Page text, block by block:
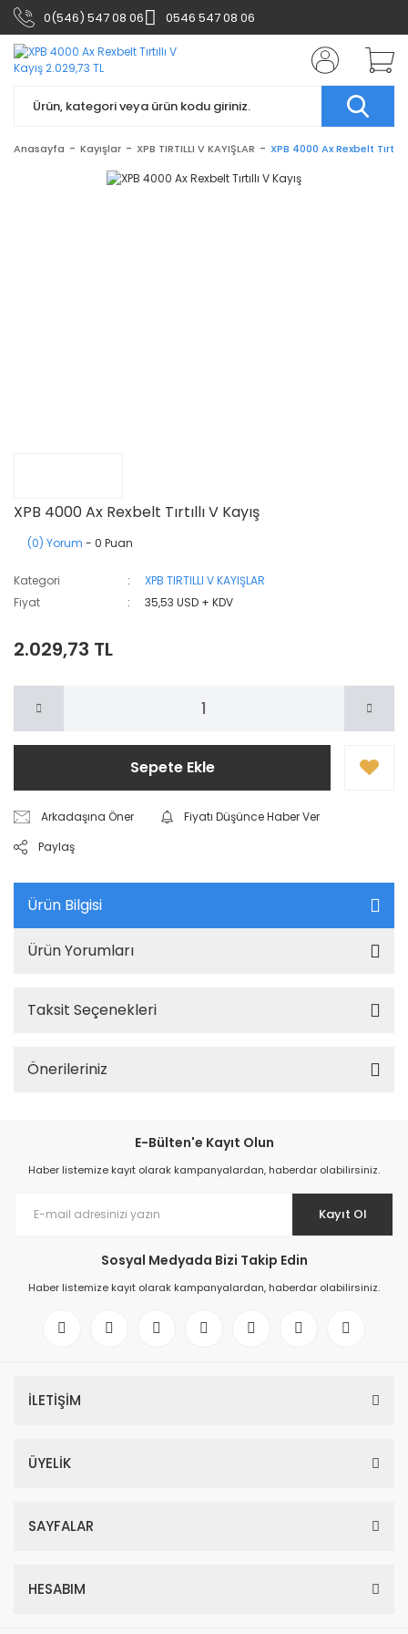
0(546) 547 08 06 0546 547 08 06
Anasayfa Kayışlar XPB TIRTILLI V KAYIŞLAR XPB 4000 Ax Rexbelt Tırtıllı
XPB 4000 Ax Rexbelt Tırtıllı V Kayış
(0) Yorum - 0 Puan
Kategori
XPB TIRTILLI V KAYIŞLAR
Fiyat
35,53 USD + KDV
2.029,73 TL
Sepete Ekle
Arkadaşına Öner
Fiyatı Düşünce Haber Ver
Paylaş
Ürün Bilgisi
Ürün Yorumları
Taksit Seçenekleri
Önerileriniz
E-Bülten'e Kayıt Olun
Haber listemize kayıt olarak kampanyalardan, haberdar olabilirsiniz.
Kayıt Ol
Sosyal Medyada Bizi Takip Edin
Haber listemize kayıt olarak kampanyalardan, haberdar olabilirsiniz.
İLETİŞİM
ÜYELİK
SAYFALAR
HESABIM